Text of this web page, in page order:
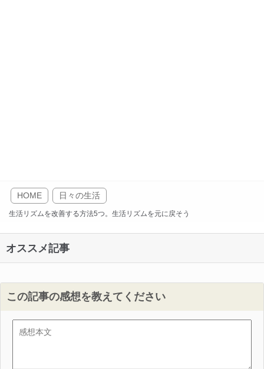
HOME 日々の生活
生活リズムを改善する方法5つ。生活リズムを元に戻そう
オススメ記事
この記事の感想を教えてください